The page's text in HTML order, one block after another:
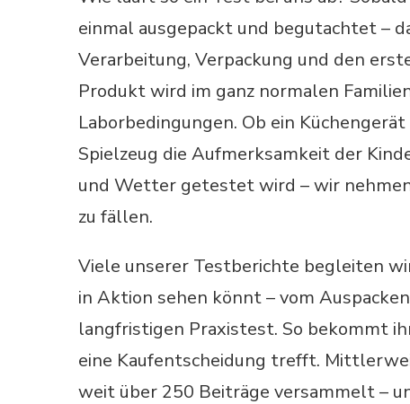
einmal ausgepackt und begutachtet –
Verarbeitung, Verpackung und den
Produkt wird im ganz normalen
Laborbedingungen. Ob ein
Spielzeug die Aufmerksamkeit der
und Wetter getestet wird – wir
zu fällen.
Viele unserer Testberichte begleiten
in Aktion sehen könnt – vom
langfristigen Praxistest. So bekommt
eine Kaufentscheidung trefft.
weit über 250 Beiträge versammelt –